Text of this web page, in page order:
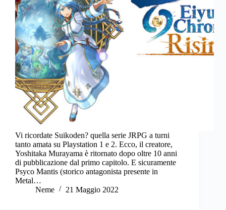
Vi ricordate Suikoden? quella serie JRPG a turni
tanto amata su Playstation 1 e 2. Ecco, il creatore,
Yoshitaka Murayama è ritornato dopo oltre 10 anni
di pubblicazione dal primo capitolo. E sicuramente
Psyco Mantis (storico antagonista presente in
Metal…
Neme
21 Maggio 2022